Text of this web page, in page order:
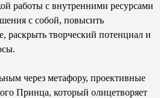
работы с внутренними ресурсами
с собой, повысить
раскрыть творческий потенциал и
через метафору, проективные
Принца, который олицетворяет